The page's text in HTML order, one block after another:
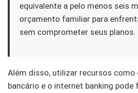
equivalente a pelo menos seis
orçamento familiar para
sem comprometer seus planos.
Além disso, utilizar recursos como
bancário e o internet banking pode